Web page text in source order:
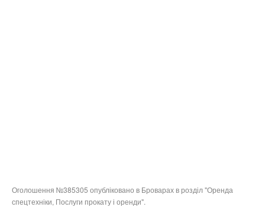
Оголошення №385305 опубліковано в Броварах в розділ "Оренда
спецтехніки, Послуги прокату і оренди".